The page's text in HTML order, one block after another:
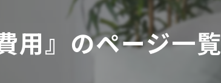
草津市のエアコン工事
栗東市のエアコン工事
用』のページ一覧